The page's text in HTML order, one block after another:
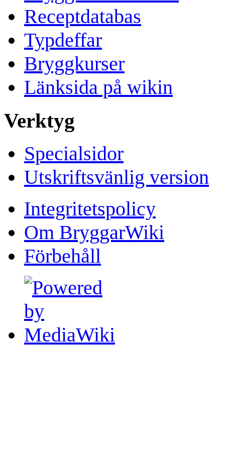
Receptdatabas
Typdeffar
Bryggkurser
Länksida på wikin
Verktyg
Specialsidor
Utskriftsvänlig version
Integritetspolicy
Om BryggarWiki
Förbehåll